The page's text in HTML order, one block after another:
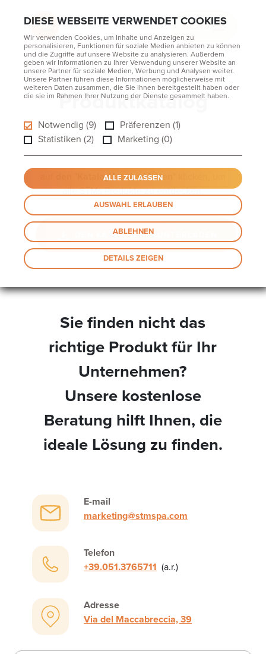
DIESE WEBSEITE VERWENDET COOKIES
Wir verwenden Cookies, um Inhalte und Anzeigen zu
personalisieren, Funktionen für soziale Medien anbieten zu können
und die Zugriffe auf unsere Website zu analysieren. Außerdem
geben wir Informationen zu Ihrer Verwendung unserer Website an
unsere Partner für soziale Medien, Werbung und Analysen weiter.
Unsere Partner führen diese Informationen möglicherweise mit
weiteren Daten zusammen, die Sie ihnen bereitgestellt haben oder
die sie im Rahmen Ihrer Nutzung der Dienste gesammelt haben.
Notwendig (9)
Präferenzen (1)
Statistiken (2)
Marketing (0)
ALLE ZULASSEN
AUSWAHL ERLAUBEN
ABLEHNEN
DETAILS ZEIGEN
MENU
Produktkatalog
Katalog herunterladen
alle STMs Produkte zu entdecken.
DEN KATALOG HERUNTERLADEN
Sie finden nicht das
richtige Produkt für Ihr
Unternehmen?
Unsere kostenlose
Beratung hilft Ihnen, die
ideale Lösung zu finden.
E-mail
marketing@stmspa.com
Telefon
+39.051.3765711 (a.r.)
Adresse
Via del Maccabreccia, 39